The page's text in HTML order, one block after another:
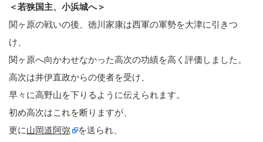
＜若狭国主、小浜城へ＞
関ヶ原の戦いの後、徳川家康は西軍の軍勢を大津に引きつ
け、
関ヶ原へ向かわせなかった高次の功績を高く評価しました。
高次は井伊直政からの使者を受け、
早々に高野山を下りるように伝えられます。
初め高次はこれを断りますが、
更に山岡道阿弥
を送られ、